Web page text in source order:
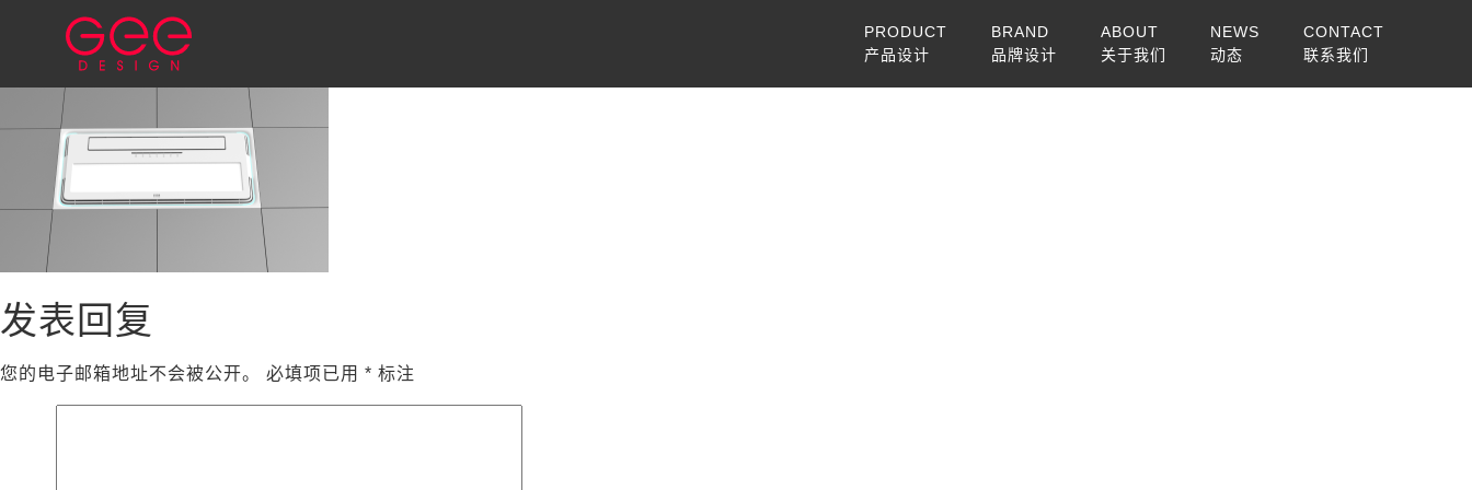
PRODUCT
产品设计
BRAND
品牌设计
ABOUT
关于我们
NEWS
动态
CONTACT
联系我们
发表回复
您的电子邮箱地址不会被公开。 必填项已用 * 标注